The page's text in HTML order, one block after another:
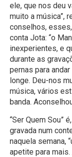
ele, que nos deu
muito a música”,
conselhos,
conta Jota: “o
inexperientes, e
durante as
pernas para
longe. Deu-nos
música, vários
banda.
“Ser Quem Sou”
gravada num
naquela semana,
apetite para